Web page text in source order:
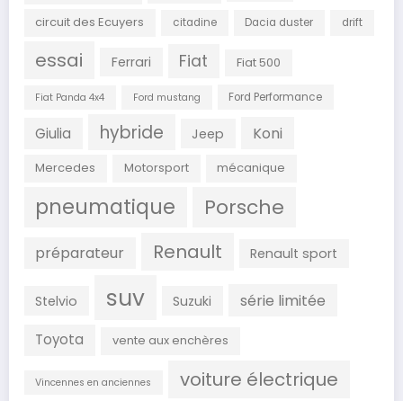
circuit des Ecuyers citadine Dacia duster drift
essai Ferrari Fiat Fiat 500
Fiat Panda 4x4 Ford mustang Ford Performance
Giulia hybride Jeep Koni
Mercedes Motorsport mécanique
pneumatique Porsche
préparateur Renault Renault sport
Stelvio suv Suzuki série limitée
Toyota vente aux enchères
Vincennes en anciennes voiture électrique